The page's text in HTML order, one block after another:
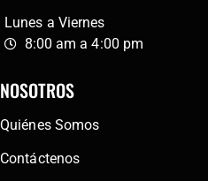
Lunes a Viernes
8:00 am a 4:00 pm
NOSOTROS
Quiénes Somos
Contáctenos